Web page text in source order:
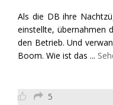
Als die DB ihre
einstellte, übernahmen
den Betrieb. Und
Boom. Wie ist das ...
5